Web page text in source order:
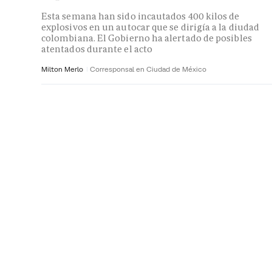
Esta semana han sido incautados 400 kilos de
explosivos en un autocar que se dirigía a la diudad
colombiana. El Gobierno ha alertado de posibles
atentados durante el acto
Milton Merlo Corresponsal en Ciudad de México